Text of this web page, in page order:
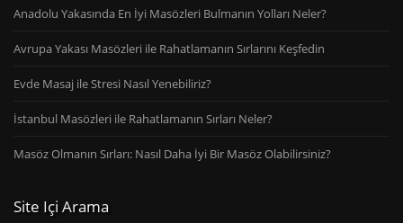
Anadolu Yakasında En İyi Masözleri Bulmanın Yolları Neler?
Avrupa Yakası Masözleri ile Rahatlamanın Sırlarını Keşfedin
Evde Masaj ile Stresi Nasıl Yenebiliriz?
İstanbul Masözleri ile Rahatlamanın Sırları Neler?
Masöz Olmanın Sırları: Nasıl Daha İyi Bir Masöz Olabilirsiniz?
Site Içi Arama